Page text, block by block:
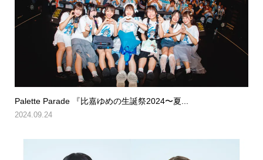
Palette Parade 『比嘉ゆめの生誕祭2024〜夏...
2024.09.24